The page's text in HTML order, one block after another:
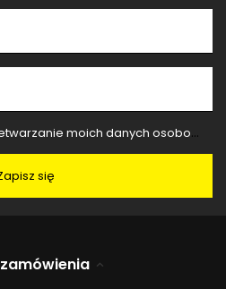
e-mail) na potrzeby wysyłki newslettera z informacją handlową (marketing). Więcej w
się